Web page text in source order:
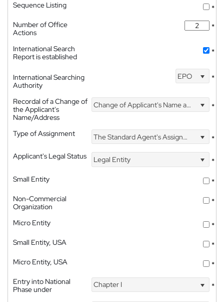
Sequence Listing
*
Number of Office
Actions
*
International Search
Report is established
*
International Searching
Authority
EPO *
Recordal of a Change of
the Applicant's
Name/Address
Change of Applicant's Name and Address *
Type of Assignment The Standard Agent's Assignment
*
Applicant's Legal Status
Legal Entity
*
Small Entity
*
Non-Commercial
Organization
*
Micro Entity
*
Small Entity, USA
*
Micro Entity, USA
*
Entry into National
Phase under
Chapter I *